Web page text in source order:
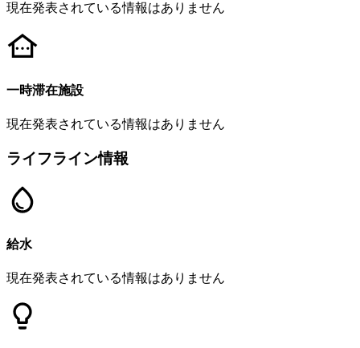
現在発表されている情報はありません
一時滞在施設
現在発表されている情報はありません
ライフライン情報
給水
現在発表されている情報はありません